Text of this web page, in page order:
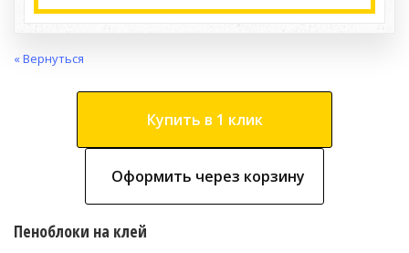
« Вернуться
Купить в 1 клик
Оформить через корзину
Пеноблоки на клей